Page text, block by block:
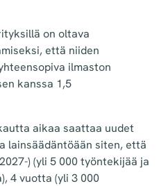
on oltava
että niiden
ilmaston
kanssa 1,5
aikaa saattaa uudet
lainsäädäntöään siten, että
) (yli 5 000 työntekijää ja
4 vuotta (yli 3 000